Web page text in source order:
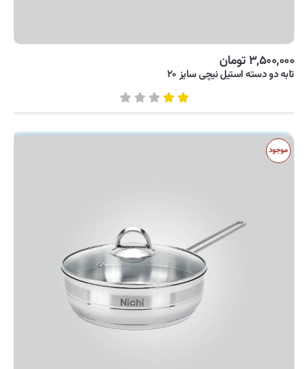
۳,۵۰۰,۰۰۰ تومان
تابه دو دسته استیل نیچی سایز ۲۰
موجود